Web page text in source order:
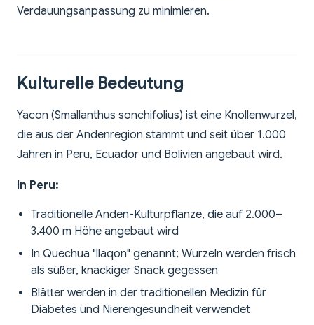
Verdauungsanpassung zu minimieren.
Kulturelle Bedeutung
Yacon (Smallanthus sonchifolius) ist eine Knollenwurzel,
die aus der Andenregion stammt und seit über 1.000
Jahren in Peru, Ecuador und Bolivien angebaut wird.
In Peru:
Traditionelle Anden-Kulturpflanze, die auf 2.000–
3.400 m Höhe angebaut wird
In Quechua "llaqon" genannt; Wurzeln werden frisch
als süßer, knackiger Snack gegessen
Blätter werden in der traditionellen Medizin für
Diabetes und Nierengesundheit verwendet